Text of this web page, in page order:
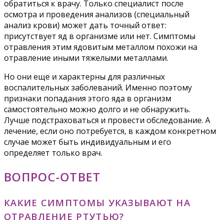
обратиться к врачу. Только специалист после
осмотра и проведения анализов (специальный
анализ крови) может дать точный ответ:
присутствует яд в организме или нет. Симптомы
отравления этим ядовитым металлом похожи на
отравление иными тяжелыми металлами.
Но они еще и характерны для различных
воспалительных заболеваний. Именно поэтому
признаки попадания этого яда в организм
самостоятельно можно долго и не обнаружить.
Лучше подстраховаться и провести обследование. А
лечение, если оно потребуется, в каждом конкретном
случае может быть индивидуальным и его
определяет только врач.
ВОПРОС-ОТВЕТ
КАКИЕ СИМПТОМЫ УКАЗЫВАЮТ НА
ОТРАВЛЕНИЕ РТУТЬЮ?